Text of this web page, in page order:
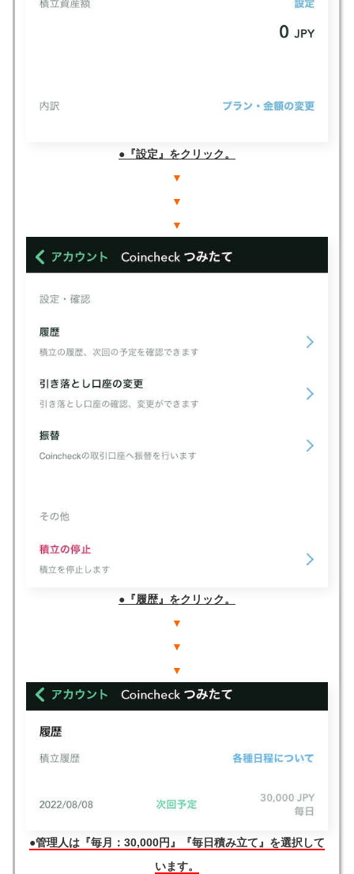
●『設定』をクリック。
▼
▼
▼
●『履歴』をクリック。
▼
▼
▼
●管理人は『毎月：30,000円』『毎日積み立て』を選択して
います。